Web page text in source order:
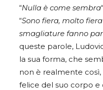
“Nulla è come sembra
“Sono fiera, molto
smagliature fanno
queste parole,
la sua forma, che
non è realmente
felice del suo corpo e